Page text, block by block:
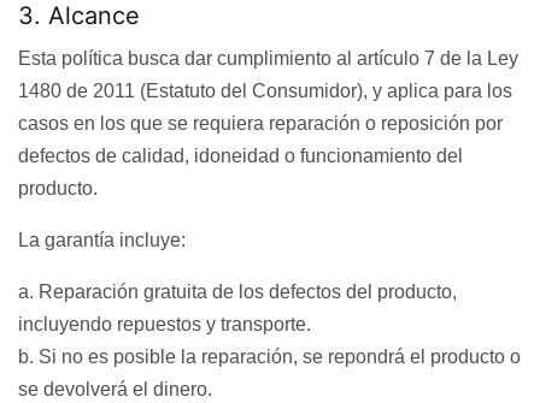
3. Alcance
Esta política busca dar cumplimiento al artículo 7 de la Ley
1480 de 2011 (Estatuto del Consumidor), y aplica para los
casos en los que se requiera reparación o reposición por
defectos de calidad, idoneidad o funcionamiento del
producto.
La garantía incluye:
a. Reparación gratuita de los defectos del producto,
incluyendo repuestos y transporte.
b. Si no es posible la reparación, se repondrá el producto o
se devolverá el dinero.